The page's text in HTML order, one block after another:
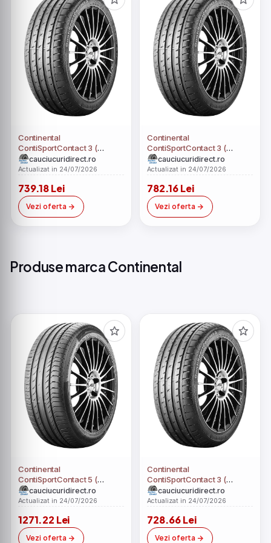
Continental
ContiSportContact 3 (
245/40 R18 93Y MO, cu
protectie de janta )
cauciucuridirect.ro
Actualizat in 24/07/2026
739.18 Lei
Vezi oferta
Continental
ContiSportContact 3 (
245/40 R18 97Y XL MO, cu
protectie de janta )
cauciucuridirect.ro
Actualizat in 24/07/2026
782.16 Lei
Vezi oferta
Produse marca Continental
Continental
ContiSportContact 5 (
275/50 ZR19 (112Y) XL N0,
SUV, cu protectie de janta )
cauciucuridirect.ro
Actualizat in 24/07/2026
1271.22 Lei
Vezi oferta
Continental
ContiSportContact 3 (
235/40 ZR18 (95Y) XL RO1,
cu protectie de janta )
cauciucuridirect.ro
Actualizat in 24/07/2026
728.66 Lei
Vezi oferta